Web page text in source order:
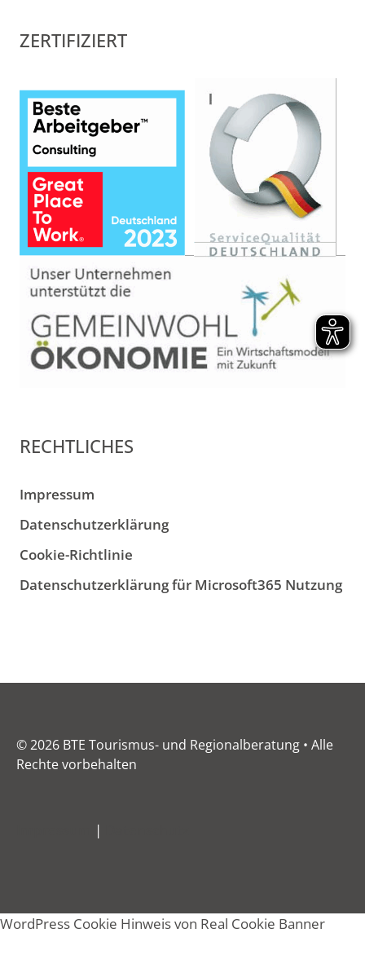
ZERTIFIZIERT
RECHTLICHES
Impressum
Datenschutzerklärung
Cookie-Richtlinie
Datenschutzerklärung für Microsoft365 Nutzung
© 2026 BTE Tourismus- und Regionalberatung • Alle
Rechte vorbehalten
|
WordPress Cookie Hinweis von Real Cookie Banner